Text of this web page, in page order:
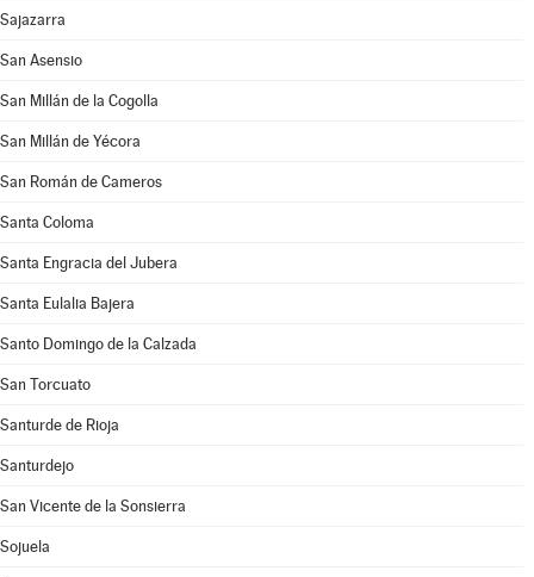
Sajazarra
San Asensio
San Millán de la Cogolla
San Millán de Yécora
San Román de Cameros
Santa Coloma
Santa Engracia del Jubera
Santa Eulalia Bajera
Santo Domingo de la Calzada
San Torcuato
Santurde de Rioja
Santurdejo
San Vicente de la Sonsierra
Sojuela